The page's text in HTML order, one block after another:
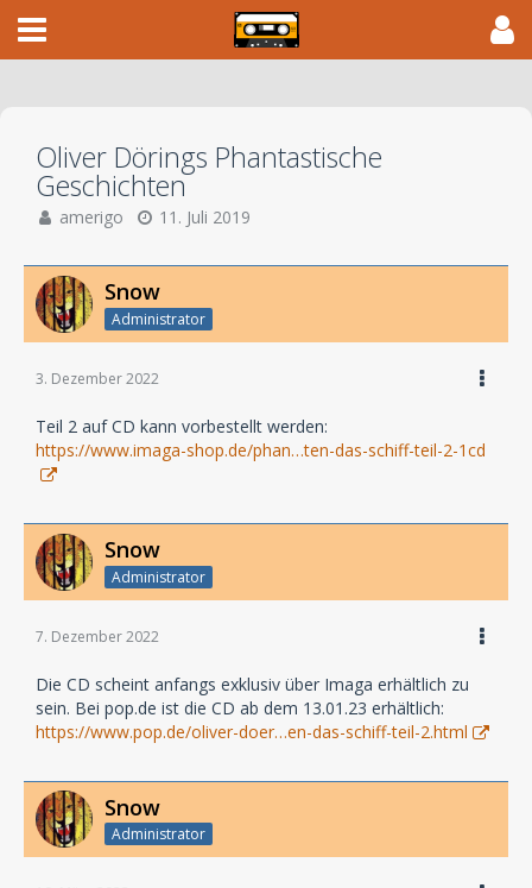
Oliver Dörings Phantastische
Geschichten
amerigo 11. Juli 2019
Snow
Administrator
3. Dezember 2022
Teil 2 auf CD kann vorbestellt werden:
https://www.imaga-shop.de/phan…ten-das-schiff-teil-2-1cd
Snow
Administrator
7. Dezember 2022
Die CD scheint anfangs exklusiv über Imaga erhältlich zu
sein. Bei pop.de ist die CD ab dem 13.01.23 erhältlich:
https://www.pop.de/oliver-doer…en-das-schiff-teil-2.html
Snow
Administrator